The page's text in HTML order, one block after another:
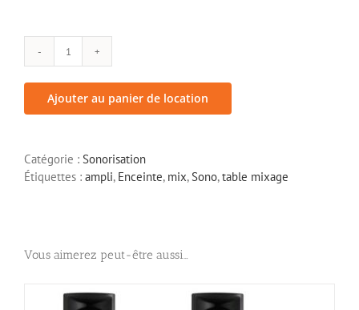
quantité
Table
de
MG102C
Ajouter au panier de location
Catégorie : Sonorisation
Étiquettes : ampli, Enceinte, mix,Sono,table mixage
Vous aimerez peut-être aussi…